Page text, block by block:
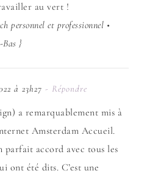
au vert !
personnel et professionnel •
}
à 23h27 - Répondre
a remarquablement mis à
Amsterdam Accueil.
parfait accord avec tous les
ont été dits. C’est une